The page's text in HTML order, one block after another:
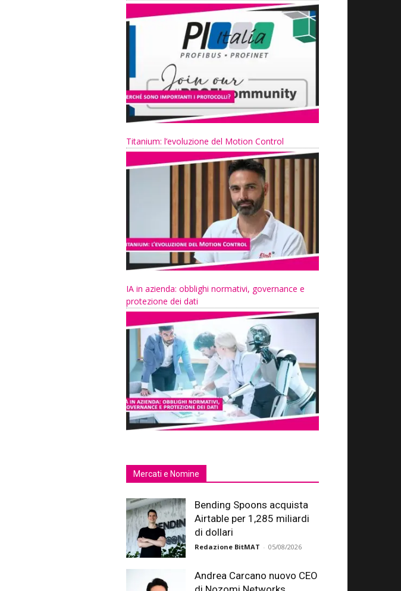
Titanium: l’evoluzione del Motion Control
IA in azienda: obblighi normativi, governance e
protezione dei dati
Mercati e Nomine
Bending Spoons acquista
Airtable per 1,285 miliardi
di dollari
Redazione BitMAT - 05/08/2026
Andrea Carcano nuovo CEO